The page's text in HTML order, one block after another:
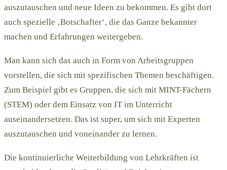
auszutauschen und neue Ideen zu bekommen. Es gibt dort
auch spezielle ‚Botschafter‘, die das Ganze bekannter
machen und Erfahrungen weitergeben.
Man kann sich das auch in Form von Arbeitsgruppen
vorstellen, die sich mit spezifischen Themen beschäftigen.
Zum Beispiel gibt es Gruppen, die sich mit MINT-Fächern
(STEM) oder dem Einsatz von IT im Unterricht
auseinandersetzen. Das ist super, um sich mit Experten
auszutauschen und voneinander zu lernen.
Die kontinuierliche Weiterbildung von Lehrkräften ist